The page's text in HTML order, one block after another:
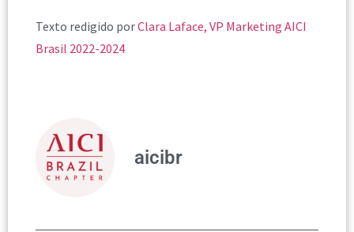
Texto redigido porClara Laface, VP Marketing AICI
Brasil 2022-2024
aicibr